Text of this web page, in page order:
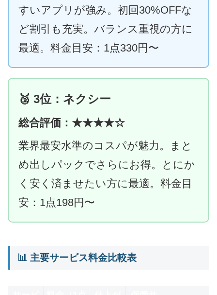
すいアプリが強み。初回30%OFFな
ど割引も充実。バランス重視の方に
最適。料金目安：1点330円〜
🥉 3位：ネクシー
総合評価：★★★★☆
業界最安水準のコスパが魅力。まと
め出しパックでさらにお得。とにか
く安く済ませたい方に最適。料金目
安：1点198円〜
📊 主要サービス料金比較表